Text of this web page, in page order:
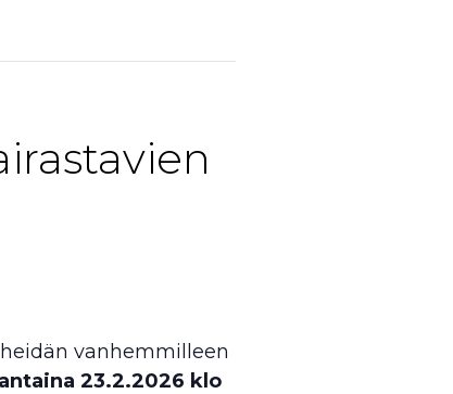
vanhemmilleen
23.2.2026 klo